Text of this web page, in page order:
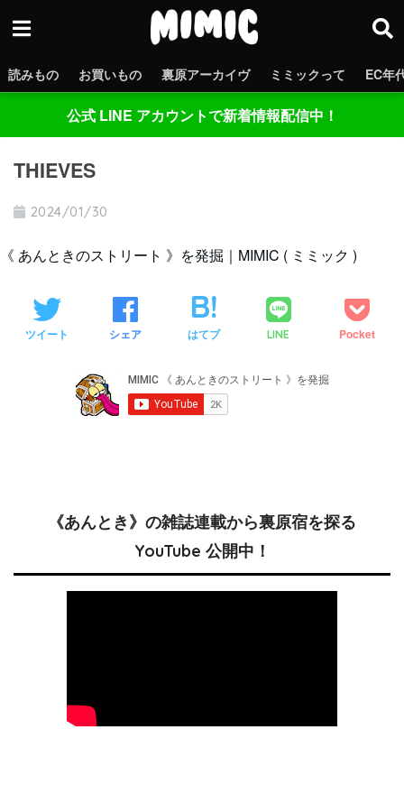
読みもの お買いもの 裏原アーカイヴ ミミックって EC年
公式 LINE アカウントで新着情報配信中！
THIEVES
2024/01/30
《 あんときのストリート 》を発掘｜MIMIC ( ミミック )
ツイート シェア はてブ LINE Pocket
《あんとき》の雑誌連載から裏原宿を探る
YouTube 公開中！